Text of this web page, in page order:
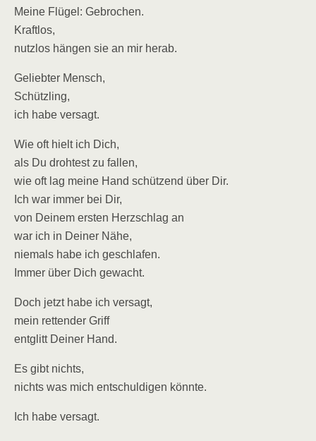
Meine Flügel: Gebrochen.
Kraftlos,
nutzlos hängen sie an mir herab.
Geliebter Mensch,
Schützling,
ich habe versagt.
Wie oft hielt ich Dich,
als Du drohtest zu fallen,
wie oft lag meine Hand schützend über Dir.
Ich war immer bei Dir,
von Deinem ersten Herzschlag an
war ich in Deiner Nähe,
niemals habe ich geschlafen.
Immer über Dich gewacht.
Doch jetzt habe ich versagt,
mein rettender Griff
entglitt Deiner Hand.
Es gibt nichts,
nichts was mich entschuldigen könnte.
Ich habe versagt.